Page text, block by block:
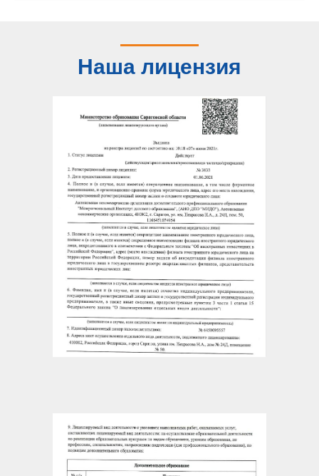
Наша лицензия